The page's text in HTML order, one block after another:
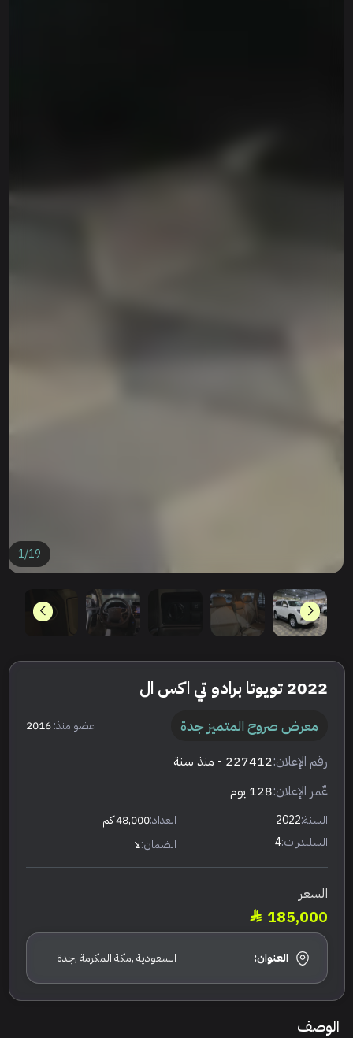
1/19
2022 تويوتا برادو تي اكس ال
معرض صروح المتميز جدة عضو منذ:2016
رقم الإعلان:227412 - منذ سنة
عٌمر الإعلان:128 يوم
السنة:2022 العداد:48,000 كم
السلندرات:4 الضمان:لا
السعر
185,000
العنوان: السعودية ,مكة المكرمة ,جدة
الوصف